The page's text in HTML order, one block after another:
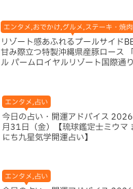
エンタメ,おでかけ,グルメ,ステーキ・焼
リゾート感あふれるプールサイド
甘み際立つ特製沖縄県産豚ロース
ル パームロイヤルリゾート国際通
エンタメ,占い
今日の占い・開運アドバイス
月31日（金）【琉球鑑定士ミウマ
にち九星気学開運占い】
エンタメ,占い